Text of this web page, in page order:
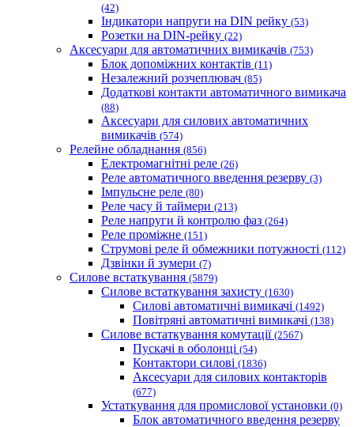
(42)
Індикатори напруги на DIN рейку (53)
Розетки на DIN-рейку (22)
Аксесуари для автоматичних вимикачів (753)
Блок допоміжних контактів (11)
Незалежний розчеплювач (85)
Додаткові контакти автоматичного вимикача
(88)
Аксесуари для силових автоматичних
вимикачів (574)
Релейне обладнання (856)
Електромагнітні реле (26)
Реле автоматичного введення резерву (3)
Імпульсне реле (80)
Реле часу й таймери (213)
Реле напруги й контролю фаз (264)
Реле проміжне (151)
Струмові реле й обмежники потужності (112)
Дзвінки й зумери (7)
Силове встаткування (5879)
Силове встаткування захисту (1630)
Силові автоматичні вимикачі (1492)
Повітряні автоматичні вимикачі (138)
Силове встаткування комутації (2567)
Пускачі в оболонці (54)
Контактори силові (1836)
Аксесуари для силових контакторів
(677)
Устаткування для промислової установки (0)
Блок автоматичного введення резерву